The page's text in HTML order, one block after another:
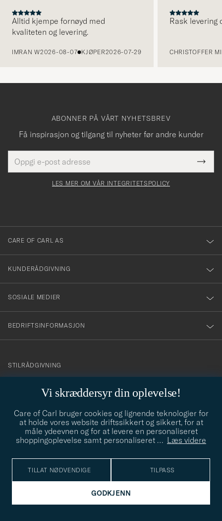
Alltid kjempe fornøyd med
kvaliteten og levering.
IMRAN W2026-08-07 KJØPER2026-07-29
Rask levering
CHRISTOFFER
Vi skræddersyr din oplevelse!
Care of Carl bruger cookies og lignende teknologier for
at holde vores website driftssikkert og sikkert, for at
måle ydeevnen og for at levere en personaliseret
shoppingoplevelse samt personaliseret … Læs videre
TILLAT NØDVENDIGE TILPASS
GODKJENN
ABONNER PÅ VÅRT NYHETSBREV
Få inspirasjon og tilgang til nyheter før andre kunder
postadresse
felt
Tack
för
dig
till
vårt
nyhetsbrev!
LES MER OM VÅR INTEGRITETSPOLICY
CARE OF CARL AS
KUNDERÅDGIVNING
SOSIALE MEDIER
BEDRIFTSINFORMASJON
info@careofcarl.no
STILRÅDGIVNING
STILRÅDGIVNING
© Care of Carl 2026